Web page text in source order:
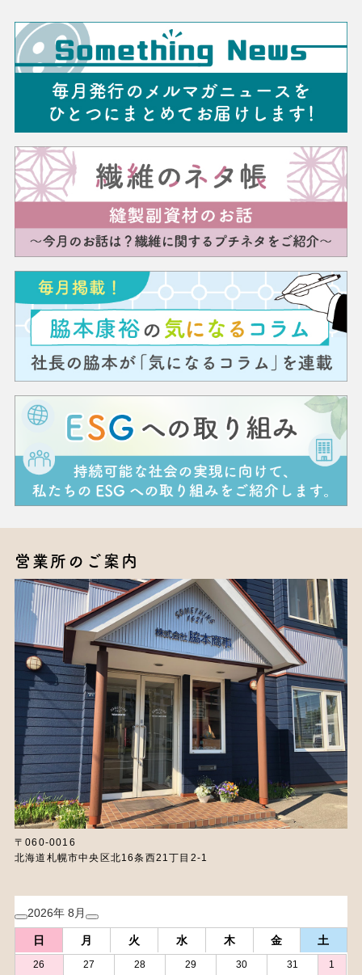
営業所のご案内
〒060-0016
北海道札幌市中央区北16条西21丁目2-1
2026年 8月
日 月 火 水 木 金 土
26 27 28 29 30 31 1